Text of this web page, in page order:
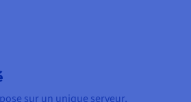
sur un unique serveur,